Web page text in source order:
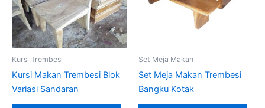
Kursi Trembesi
Kursi Makan Trembesi Blok
Variasi Sandaran
Set Meja Makan
Set Meja Makan Trembesi
Bangku Kotak